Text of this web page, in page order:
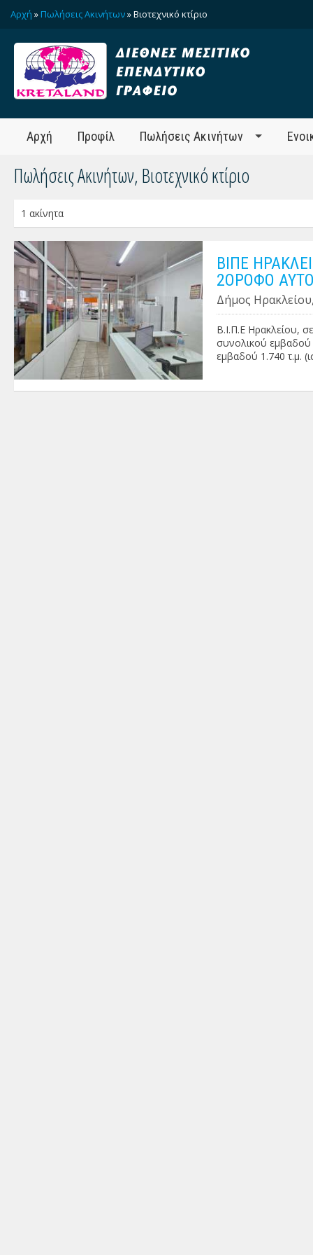
Αρχή »Πωλήσεις Ακινήτων» Βιοτεχνικό κτίριο
Αρχή Προφίλ Πωλήσεις Ακινήτων
Πωλήσεις Ακινήτων, Βιοτεχνικό κτίριο
1 ακίνητα
ΒΙΠΕ
2ΟΡΟΦΟ
Δήμος
Β.Ι.Π.Ε Ηρακλείου,
συνολικού εμβαδού
εμβαδού 1.740 τ.μ.
πυρόσβεσης με